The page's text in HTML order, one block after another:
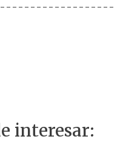
interesar: